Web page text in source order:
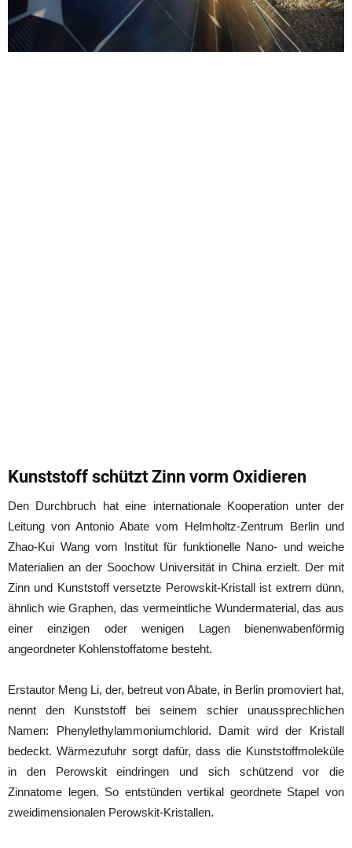
Kunststoff schützt Zinn vorm Oxidieren
Den Durchbruch hat eine internationale Kooperation unter der
Leitung von Antonio Abate vom Helmholtz-Zentrum Berlin und
Zhao-Kui Wang vom Institut für funktionelle Nano- und weiche
Materialien an der Soochow Universität in China erzielt. Der mit
Zinn und Kunststoff versetzte Perowskit-Kristall ist extrem dünn,
ähnlich wie Graphen, das vermeintliche Wundermaterial, das aus
einer einzigen oder wenigen Lagen bienenwabenförmig
angeordneter Kohlenstoffatome besteht.
Erstautor Meng Li, der, betreut von Abate, in Berlin promoviert hat,
nennt den Kunststoff bei seinem schier unaussprechlichen
Namen: Phenylethylammoniumchlorid. Damit wird der Kristall
bedeckt. Wärmezufuhr sorgt dafür, dass die Kunststoffmoleküle
in den Perowskit eindringen und sich schützend vor die
Zinnatome legen. So entstünden vertikal geordnete Stapel von
zweidimensionalen Perowskit-Kristallen.